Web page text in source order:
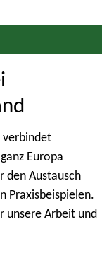
verbindet
Europa
den Austausch
Praxisbeispielen.
unsere Arbeit und